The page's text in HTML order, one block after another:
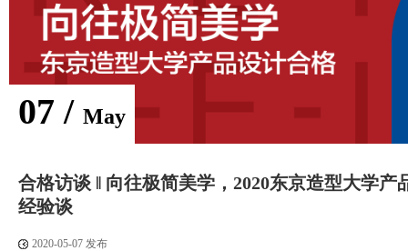
07 / May
合格访谈 ‖ 向往极简美学，2020东京造型大学产
经验谈
2020-05-07 发布